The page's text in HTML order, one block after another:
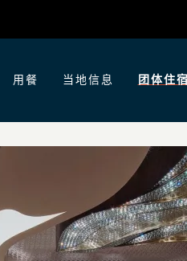
用餐 当地信息 团体住